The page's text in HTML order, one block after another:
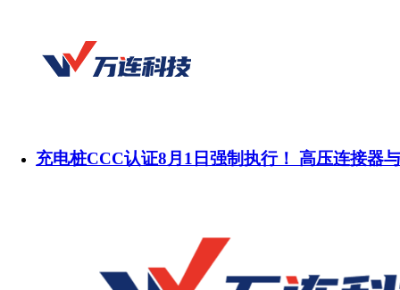
充电桩CCC认证8月1日强制执行！ 高压连接器